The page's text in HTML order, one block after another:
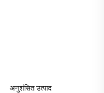
अनुशंसित उत्पाद